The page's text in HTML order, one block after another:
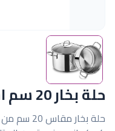
حلة بخار 20 سم استانلس بريلا كوركماز